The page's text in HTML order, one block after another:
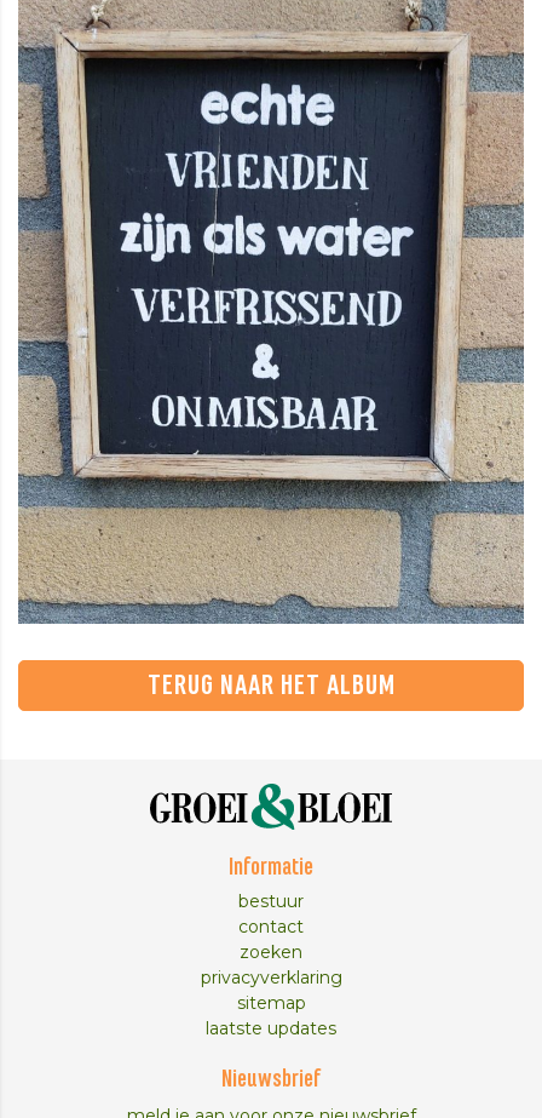
TERUG NAAR HET ALBUM
Informatie
bestuur
contact
zoeken
privacyverklaring
sitemap
laatste updates
Nieuwsbrief